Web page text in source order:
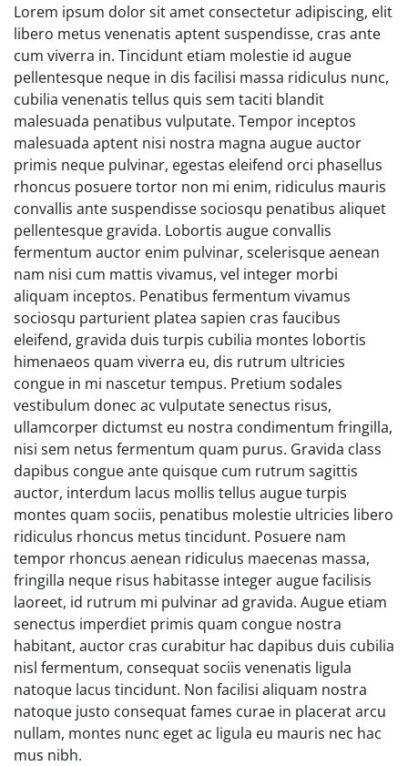
Lorem ipsum dolor sit amet consectetur adipiscing, elit
libero metus venenatis aptent suspendisse, cras ante
cum viverra in. Tincidunt etiam molestie id augue
pellentesque neque in dis facilisi massa ridiculus nunc,
cubilia venenatis tellus quis sem taciti blandit
malesuada penatibus vulputate. Tempor inceptos
malesuada aptent nisi nostra magna augue auctor
primis neque pulvinar, egestas eleifend orci phasellus
rhoncus posuere tortor non mi enim, ridiculus mauris
convallis ante suspendisse sociosqu penatibus aliquet
pellentesque gravida. Lobortis augue convallis
fermentum auctor enim pulvinar, scelerisque aenean
nam nisi cum mattis vivamus, vel integer morbi
aliquam inceptos. Penatibus fermentum vivamus
sociosqu parturient platea sapien cras faucibus
eleifend, gravida duis turpis cubilia montes lobortis
himenaeos quam viverra eu, dis rutrum ultricies
congue in mi nascetur tempus. Pretium sodales
vestibulum donec ac vulputate senectus risus,
ullamcorper dictumst eu nostra condimentum fringilla,
nisi sem netus fermentum quam purus. Gravida class
dapibus congue ante quisque cum rutrum sagittis
auctor, interdum lacus mollis tellus augue turpis
montes quam sociis, penatibus molestie ultricies libero
ridiculus rhoncus metus tincidunt. Posuere nam
tempor rhoncus aenean ridiculus maecenas massa,
fringilla neque risus habitasse integer augue facilisis
laoreet, id rutrum mi pulvinar ad gravida. Augue etiam
senectus imperdiet primis quam congue nostra
habitant, auctor cras curabitur hac dapibus duis cubilia
nisl fermentum, consequat sociis venenatis ligula
natoque lacus tincidunt. Non facilisi aliquam nostra
natoque justo consequat fames curae in placerat arcu
nullam, montes nunc eget ac ligula eu mauris nec hac
mus nibh.